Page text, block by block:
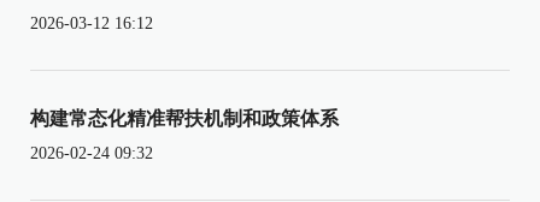
2026-03-12 16:12
构建常态化精准帮扶机制和政策体系
2026-02-24 09:32